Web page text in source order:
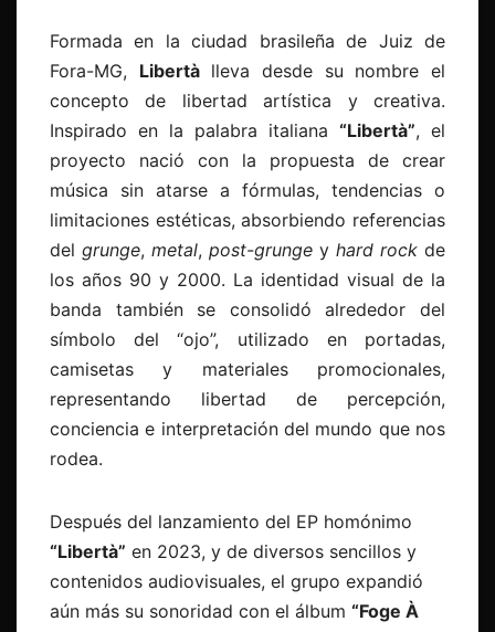
Formada en la ciudad brasileña de Juiz de
Fora-MG, Libertàlleva desde su nombre el
concepto de libertad artística y creativa.
Inspirado en la palabra italiana “Libertà”, el
proyecto nació con la propuesta de crear
música sin atarse a fórmulas, tendencias o
limitaciones estéticas, absorbiendo referencias
del grunge, metal, post-grunge y hard rock de
los años 90 y 2000. La identidad visual de la
banda también se consolidó alrededor del
símbolo del “ojo”, utilizado en portadas,
camisetas y materiales promocionales,
representando libertad de percepción,
conciencia e interpretación del mundo que nos
rodea.
Después del lanzamiento del EP homónimo
“Libertà” en 2023, y de diversos sencillos y
contenidos audiovisuales, el grupo expandió
aún más su sonoridad con el álbum “Foge À